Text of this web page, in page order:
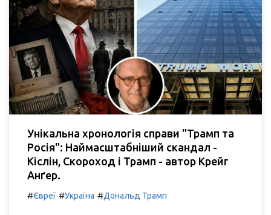
Унікальна хронологія справи "Трамп та
Росія": Наймасштабніший скандал -
Кіслін, Скороход і Трамп - автор Крейг
Анґер.
#Євреї #Україна #Дональд Трамп